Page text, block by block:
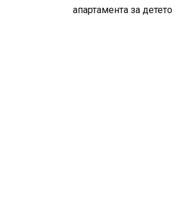
апартамента за